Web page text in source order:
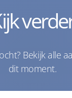
Bekijk alle
dit moment.